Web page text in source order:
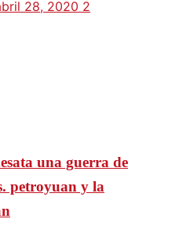
28, 2020 2
una guerra de
petroyuan y la